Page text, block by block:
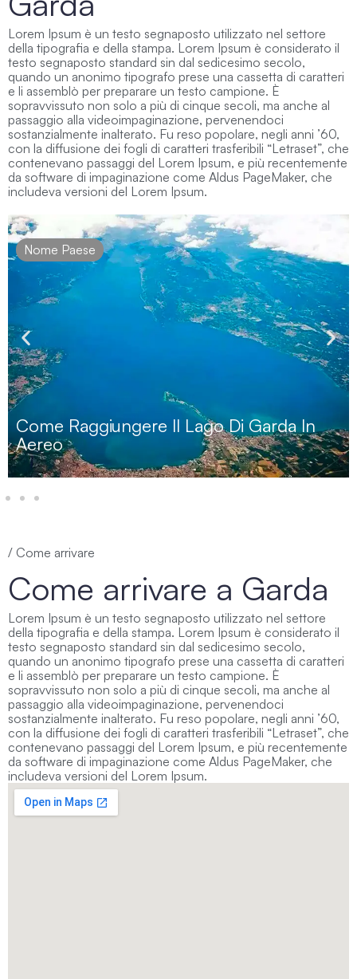
Lorem Ipsum è un testo segnaposto utilizzato nel settore
della tipografia e della stampa. Lorem Ipsum è considerato il
testo segnaposto standard sin dal sedicesimo secolo,
quando un anonimo tipografo prese una cassetta di caratteri
e li assemblò per preparare un testo campione. È
sopravvissuto non solo a più di cinque secoli, ma anche al
passaggio alla videoimpaginazione, pervenendoci
sostanzialmente inalterato. Fu reso popolare, negli anni ’60,
con la diffusione dei fogli di caratteri trasferibili “Letraset”, che
contenevano passaggi del Lorem Ipsum, e più recentemente
da software di impaginazione come Aldus PageMaker, che
includeva versioni del Lorem Ipsum.
Nome Paese
Come Raggiungere Il Lago Di Garda In
Aereo
/ Come arrivare
Come arrivare a Garda
Lorem Ipsum è un testo segnaposto utilizzato nel settore
della tipografia e della stampa. Lorem Ipsum è considerato il
testo segnaposto standard sin dal sedicesimo secolo,
quando un anonimo tipografo prese una cassetta di caratteri
e li assemblò per preparare un testo campione. È
sopravvissuto non solo a più di cinque secoli, ma anche al
passaggio alla videoimpaginazione, pervenendoci
sostanzialmente inalterato. Fu reso popolare, negli anni ’60,
con la diffusione dei fogli di caratteri trasferibili “Letraset”, che
contenevano passaggi del Lorem Ipsum, e più recentemente
da software di impaginazione come Aldus PageMaker, che
includeva versioni del Lorem Ipsum.